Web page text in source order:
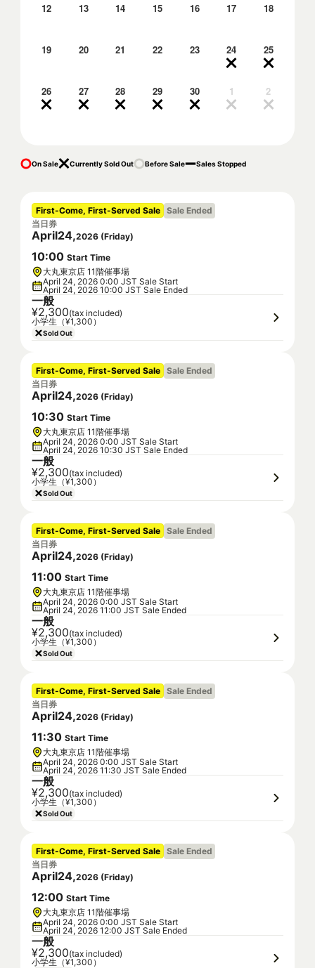
12 13 14 15 16 17 18
19 20 21 22 23 24 25
26 27 28 29 30 1 2
On Sale Currently Sold Out Before Sale Sales Stopped
First-Come, First-Served Sale Sale Ended
当日券
April24,2026 (Friday)
10:00 Start Time
大丸東京店 11階催事場
April 24, 2026 0:00 JST Sale Start
April 24, 2026 10:00 JST Sale Ended
一般
¥2,300(tax included)
小学生（¥1,300）
Sold Out
First-Come, First-Served Sale Sale Ended
当日券
April24,2026 (Friday)
10:30 Start Time
大丸東京店 11階催事場
April 24, 2026 0:00 JST Sale Start
April 24, 2026 10:30 JST Sale Ended
一般
¥2,300(tax included)
小学生（¥1,300）
Sold Out
First-Come, First-Served Sale Sale Ended
当日券
April24,2026 (Friday)
11:00 Start Time
大丸東京店 11階催事場
April 24, 2026 0:00 JST Sale Start
April 24, 2026 11:00 JST Sale Ended
一般
¥2,300(tax included)
小学生（¥1,300）
Sold Out
First-Come, First-Served Sale Sale Ended
当日券
April24,2026 (Friday)
11:30 Start Time
大丸東京店 11階催事場
April 24, 2026 0:00 JST Sale Start
April 24, 2026 11:30 JST Sale Ended
一般
¥2,300(tax included)
小学生（¥1,300）
Sold Out
First-Come, First-Served Sale Sale Ended
当日券
April24,2026 (Friday)
12:00 Start Time
大丸東京店 11階催事場
April 24, 2026 0:00 JST Sale Start
April 24, 2026 12:00 JST Sale Ended
一般
¥2,300(tax included)
小学生（¥1,300）